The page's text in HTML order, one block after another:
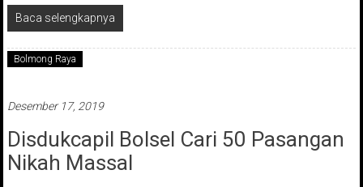
Baca selengkapnya
Bolmong Raya
Desember 17, 2019
Disdukcapil Bolsel Cari 50 Pasangan
Nikah Massal